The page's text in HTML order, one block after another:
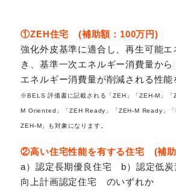
①ZEH住宅 (補助額：100万円)
強化外皮基準に適合し、再生可能エ
き、基準一次エネルギー消費量か
エネルギー消費量が削減される性能
※BELS 評価書に記載される「ZEH」「ZEH-M」
M Oriented」「ZEH Ready」「ZEH-M Ready」
ZEH-M」も対象になります。
②高い住宅性能を有する住宅 (補
a）認定長期優良住宅 b）認定低
向上計画認定住宅 のいずれか